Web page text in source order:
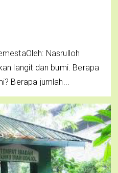
Nasrulloh
langit dan bumi. Berapa
Berapa jumlah...